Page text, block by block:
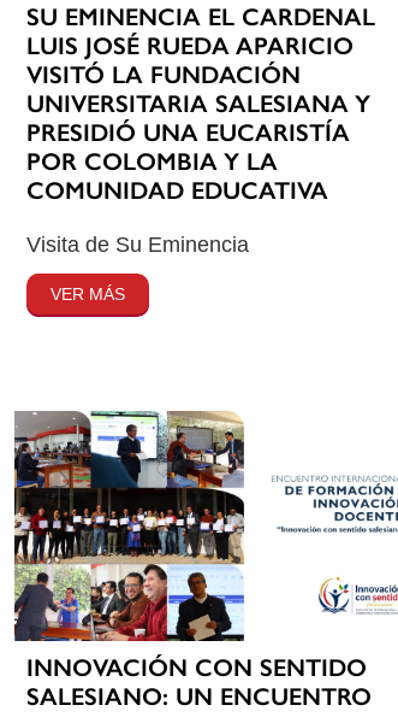
SU EMINENCIA EL CARDENAL
LUIS JOSÉ RUEDA APARICIO
VISITÓ LA FUNDACIÓN
UNIVERSITARIA SALESIANA Y
PRESIDIÓ UNA EUCARISTÍA
POR COLOMBIA Y LA
COMUNIDAD EDUCATIVA
Visita de Su Eminencia
VER MÁS
INNOVACIÓN CON SENTIDO
SALESIANO: UN ENCUENTRO